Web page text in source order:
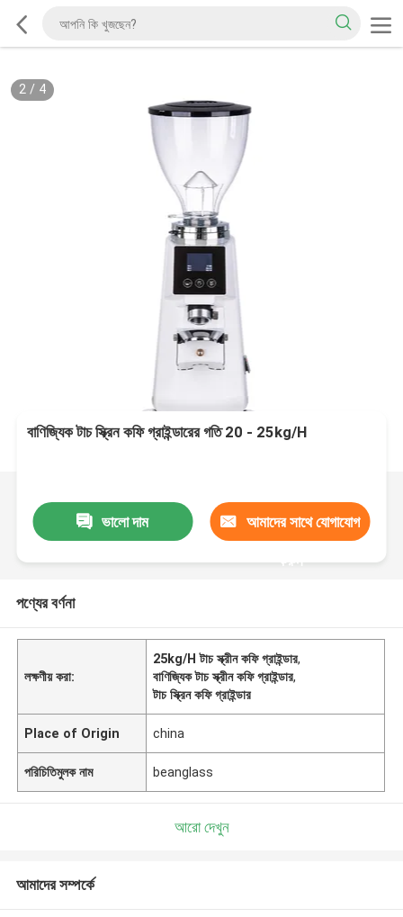
2/ 4
বাণিজ্যিক টাচ স্ক্রিন কফি গ্রাইন্ডারের গতি 20 - 25kg/H
ভালো দাম আমাদের সাথে যোগাযোগ
করুন
পণ্যের বর্ণনা
লক্ষণীয় করা:
25kg/H টাচ স্ক্রীন কফি গ্রাইন্ডার,
বাণিজ্যিক টাচ স্ক্রীন কফি গ্রাইন্ডার,
টাচ স্ক্রিন কফি গ্রাইন্ডার
Place of Origin china
পরিচিতিমুলক নাম beanglass
আরো দেখুন
আমাদের সম্পর্কে